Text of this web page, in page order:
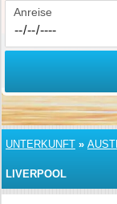
Anreise
UNTERKUNFT »
LIVERPOOL